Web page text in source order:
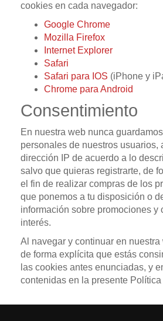
cookies en cada navegador:
Google Chrome
Mozilla Firefox
Internet Explorer
Safari
Safari para IOS (iPhone y
Chrome para Android
Consentimiento
En nuestra web nunca
personales de nuestros usuarios,
dirección IP de acuerdo a lo
salvo que quieras registrarte, de
el fin de realizar compras de los
que ponemos a tu disposición o
información sobre promociones y
interés.
Al navegar y continuar en
de forma explícita que estás
las cookies antes enunciadas, y
contenidas en la presente